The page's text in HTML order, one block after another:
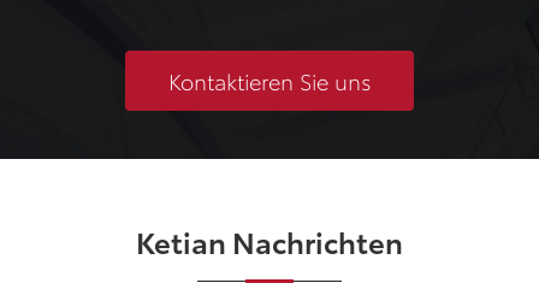
Kontaktieren Sie uns
Ketian Nachrichten